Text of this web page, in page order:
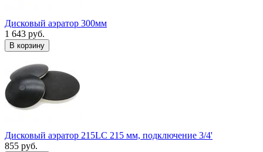
Дисковый аэратор 300мм
1 643 руб.
В корзину
Дисковый аэратор 215LC 215 мм, подключение 3/4'
855 руб.